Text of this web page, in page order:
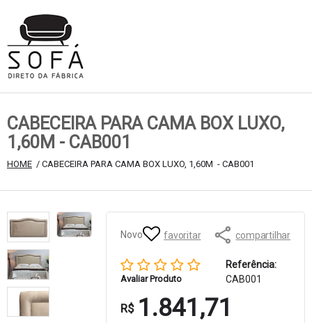
CABECEIRA PARA CAMA BOX LUXO,
1,60M - CAB001
HOME / CABECEIRA PARA CAMA BOX LUXO, 1,60M  - CAB001
Novo favoritar compartilhar
Avaliar Produto
Referência:
CAB001
R$ 1.841,71